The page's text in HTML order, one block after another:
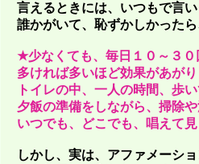
言えるときには、いつもで言
誰かがいて、恥ずかしかった
★少なくても、毎日１０～３０
多ければ多いほど効果があが
トイレの中、一人の時間、歩
夕飯の準備をしながら、掃除
いつでも、どこでも、唱えて
しかし、実は、アファメーシ